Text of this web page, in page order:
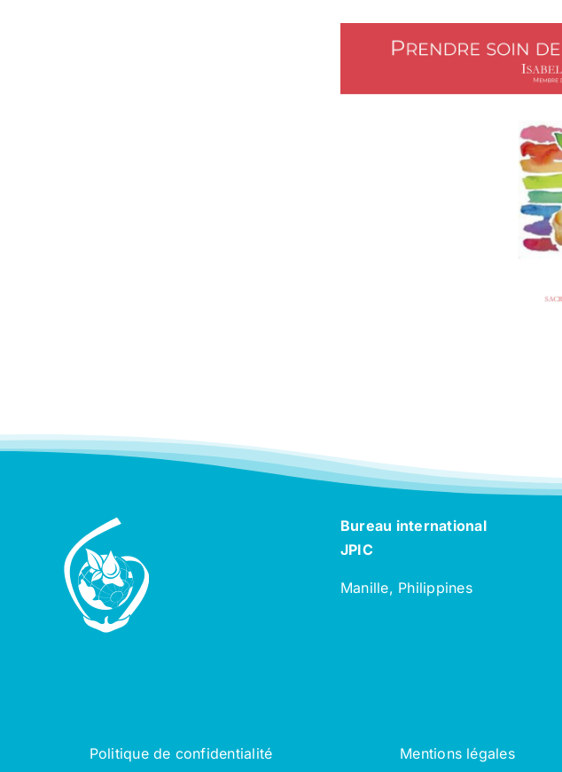
Bureau international
JPIC
Manille, Philippines
Politique de confidentialité Mentions légales